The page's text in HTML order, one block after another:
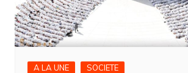
A LA UNE SOCIETE